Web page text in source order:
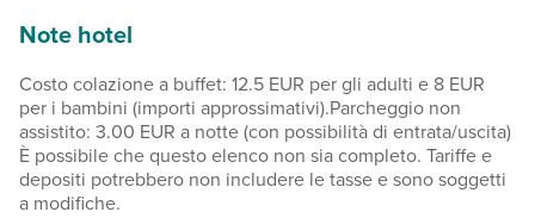
Note hotel
Costo colazione a buffet: 12.5 EUR per gli adulti e 8 EUR
per i bambini (importi approssimativi).Parcheggio non
assistito: 3.00 EUR a notte (con possibilità di entrata/uscita)
È possibile che questo elenco non sia completo. Tariffe e
depositi potrebbero non includere le tasse e sono soggetti
a modifiche.